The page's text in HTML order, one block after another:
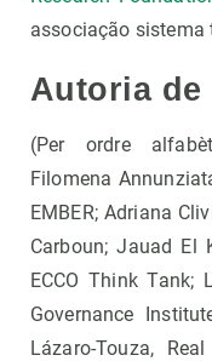
associação sistema
Autoria de
(Per ordre
Filomena
EMBER; Adriana
Carboun; Jauad El
ECCO Think Tank;
Governance
Lázaro-Touza,